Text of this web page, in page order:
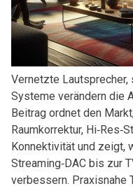
Vernetzte‍
Systeme verändern ​die
Beitrag ordnet den
Raumkorrektur,
Konnektivität und zeigt,
Streaming‑DAC bis zur
verbessern.‍ Praxisnahe